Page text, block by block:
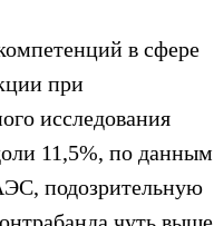
в сфере
при
исследования
11,5%, по данным
подозрительную